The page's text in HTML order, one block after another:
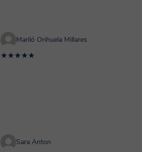
Mariló Orihuela Millares
★★★★★
Sara Anton